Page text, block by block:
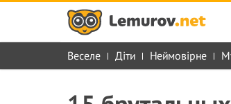
Веселе Діти Неймовірне